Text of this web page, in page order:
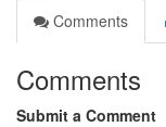
Comments
Comments
Submit a Comment